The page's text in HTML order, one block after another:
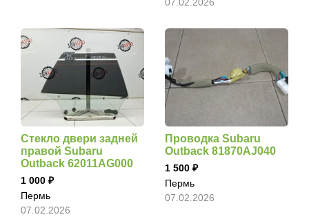
Стекло двери задней
правой Subaru
Outback 62011AG000
1 000
Пермь
07.02.2026
Проводка Subaru
Outback 81870AJ040
1 500
Пермь
07.02.2026